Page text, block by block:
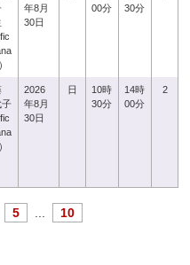
年8月
30日
00分
30分
子
2026
年8月
30日
日
10時
30分
14時
00分
2
5 10